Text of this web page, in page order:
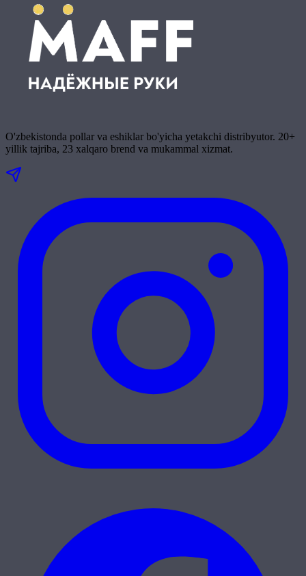
O'zbekistonda pollar va eshiklar bo'yicha yetakchi distribyutor. 20+
yillik tajriba, 23 xalqaro brend va mukammal xizmat.